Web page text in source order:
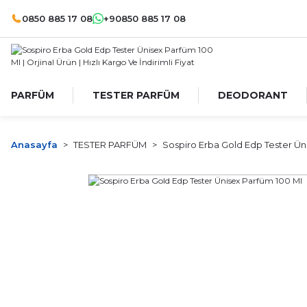
0850 885 17 08 +90850 885 17 08
PARFÜM TESTER PARFÜM DEODORANT
Anasayfa TESTER PARFÜM Sospiro Erba Gold Edp Tester